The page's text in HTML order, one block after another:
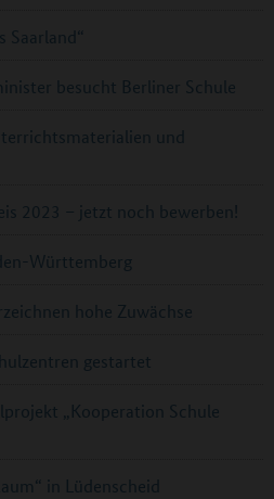
Saarland“
besucht Berliner Schule
und
2023 – jetzt noch bewerben!
Württemberg
hohe Zuwächse
gestartet
„Kooperation Schule
in Lüdenscheid